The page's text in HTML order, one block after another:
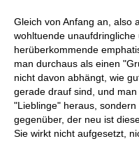
Gleich von Anfang an, also
wohltuende
herüberkommende
man durchaus als einen
nicht davon abhängt, wie
gerade drauf sind, und
"Lieblinge" heraus,
gegenüber, der neu ist
Sie wirkt nicht aufgesetzt,